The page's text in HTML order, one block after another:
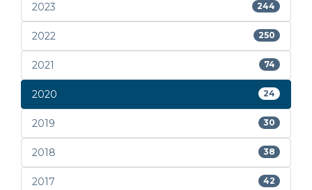
2023 244
2022 250
2021 74
2020 24
2019 30
2018 38
2017 42